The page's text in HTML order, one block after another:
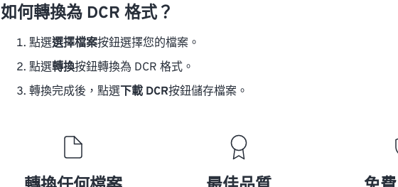
如何轉換為 DCR 格式？
點選選擇檔案按鈕選擇您的檔案。
點選轉換按鈕轉換為 DCR 格式。
轉換完成後，點選 下載 DCR按鈕儲存檔案。